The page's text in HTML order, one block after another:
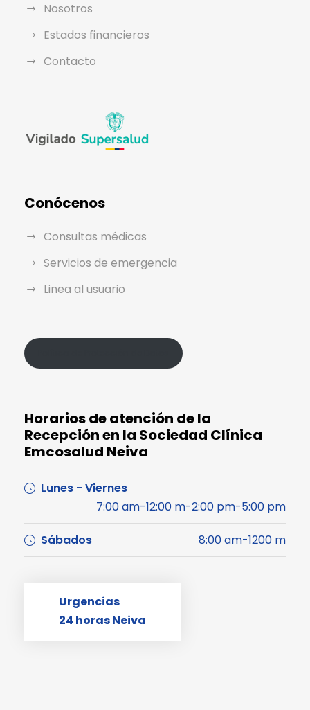
Nosotros
Estados financieros
Contacto
Conócenos
Consultas médicas
Servicios de emergencia
Linea al usuario
Horarios de atención de la
Recepción en la Sociedad Clínica
Emcosalud Neiva
Lunes - Viernes
7:00 am-12:00 m-2:00 pm-5:00 pm
Sábados 8:00 am-1200 m
Urgencias
24 horas Neiva